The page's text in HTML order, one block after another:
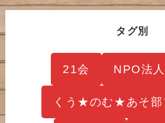
タグ別
21会 NPO法
くう★のむ★あそ部